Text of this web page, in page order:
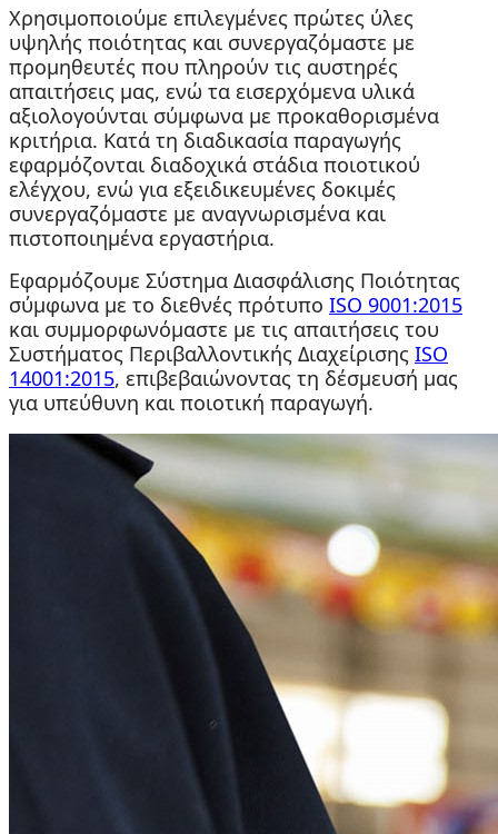
Χρησιμοποιούμε επιλεγμένες πρώτες ύλες
υψηλής ποιότητας και συνεργαζόμαστε με
προμηθευτές που πληρούν τις αυστηρές
απαιτήσεις μας, ενώ τα εισερχόμενα υλικά
αξιολογούνται σύμφωνα με προκαθορισμένα
κριτήρια. Κατά τη διαδικασία παραγωγής
εφαρμόζονται διαδοχικά στάδια ποιοτικού
ελέγχου, ενώ για εξειδικευμένες δοκιμές
συνεργαζόμαστε με αναγνωρισμένα και
πιστοποιημένα εργαστήρια.
Εφαρμόζουμε Σύστημα Διασφάλισης Ποιότητας
σύμφωνα με το διεθνές πρότυπο ISO 9001:2015
και συμμορφωνόμαστε με τις απαιτήσεις του
Συστήματος Περιβαλλοντικής Διαχείρισης ISO
14001:2015, επιβεβαιώνοντας τη δέσμευσή μας
για υπεύθυνη και ποιοτική παραγωγή.